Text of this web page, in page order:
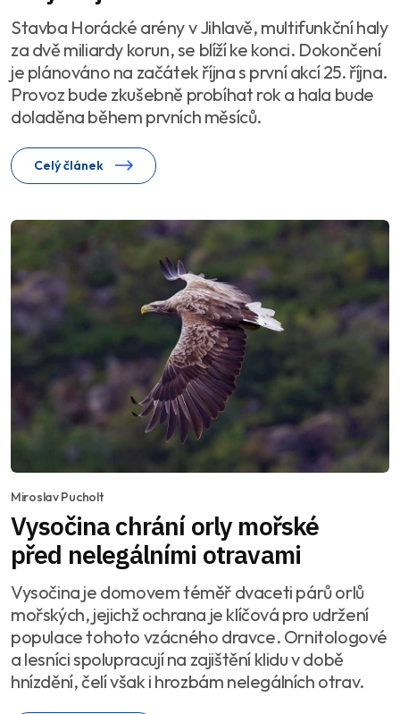
Stavba Horácké arény v Jihlavě, multifunkční haly
za dvě miliardy korun, se blíží ke konci. Dokončení
je plánováno na začátek října s první akcí 25. října.
Provoz bude zkušebně probíhat rok a hala bude
doladěna během prvních měsíců.
Celý článek
Miroslav Pucholt
Vysočina chrání orly mořské
před nelegálními otravami
Vysočina je domovem téměř dvaceti párů orlů
mořských, jejichž ochrana je klíčová pro udržení
populace tohoto vzácného dravce. Ornitologové
a lesníci spolupracují na zajištění klidu v době
hnízdění, čelí však i hrozbám nelegálních otrav.